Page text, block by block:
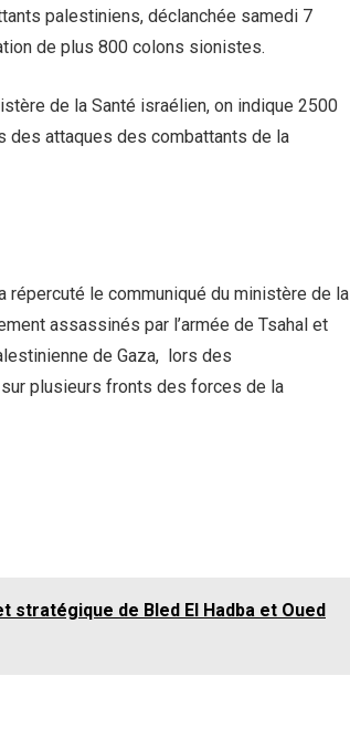
palestiniens, déclanchée samedi 7
de plus 800 colons sionistes.
de la Santé israélien, on indique 2500
attaques des combattants de la
le communiqué du ministère de la
assassinés par l’armée de Tsahal et
de Gaza, lors des
plusieurs fronts des forces de la
stratégique de Bled El Hadba et Oued